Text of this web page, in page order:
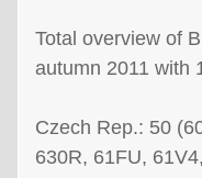
Total overview of
autumn 2011 with
Czech Rep.: 50
630R, 61FU,